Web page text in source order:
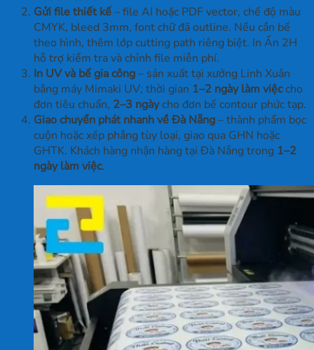
Gửi file thiết kế– file AI hoặc PDF vector, chế độ màu
CMYK, bleed 3mm, font chữ đã outline. Nếu cần bế
theo hình, thêm lớp cutting path riêng biệt. In Ấn 2H
hỗ trợ kiểm tra và chỉnh file miễn phí.
In UV và bế gia công– sản xuất tại xưởng Linh Xuân
bằng máy Mimaki UV; thời gian 1–2 ngày làm việccho
đơn tiêu chuẩn, 2–3 ngàycho đơn bế contour phức tạp.
Giao chuyển phát nhanh về Đà Nẵng– thành phẩm bọc
cuộn hoặc xếp phẳng tùy loại, giao qua GHN hoặc
GHTK. Khách hàng nhận hàng tại Đà Nẵng trong 1–2
ngày làm việc.